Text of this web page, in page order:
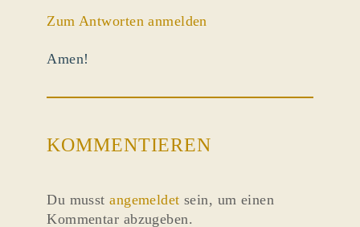
Zum Antworten anmelden
Amen!
KOMMENTIEREN
Du musstangemeldet sein, um einen
Kommentar abzugeben.